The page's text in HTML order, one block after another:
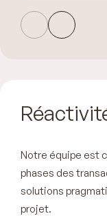
Notre équipe est
phases des
solutions
projet.